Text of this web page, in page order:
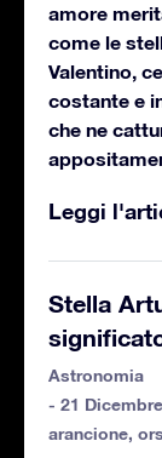
amore
come le
Valentino,
costante e
che ne
Leggi
Stella
Astronomia
- 21
arancione,